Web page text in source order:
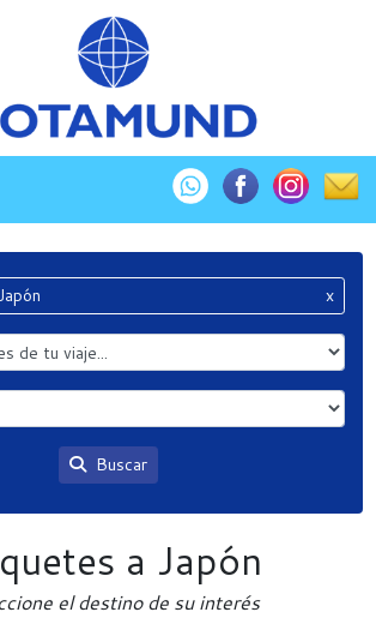
x
Buscar
a Japón
el destino de su interés